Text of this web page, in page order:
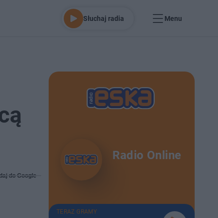
Słuchaj radia Menu
do Google
Radio Online
TERAZ GRAMY